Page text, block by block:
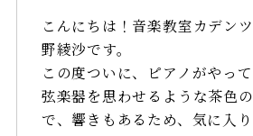
こんにちは！音楽教室カデン
野綾沙です。
この度ついに、ピアノがやっ
弦楽器を思わせるような茶色
で、響きもあるため、気に入